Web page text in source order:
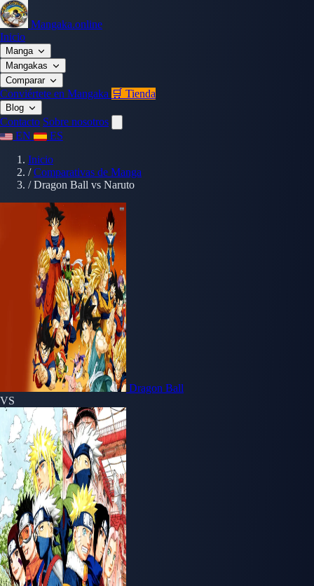
Mangaka.online
Inicio
Manga
Mangakas
Comparar
Conviértete en Mangaka 🛒 Tienda
Blog
Contacto Sobre nosotros
EN
ES
Inicio
/ Comparativas de Manga
/ Dragon Ball vs Naruto
Dragon Ball
VS